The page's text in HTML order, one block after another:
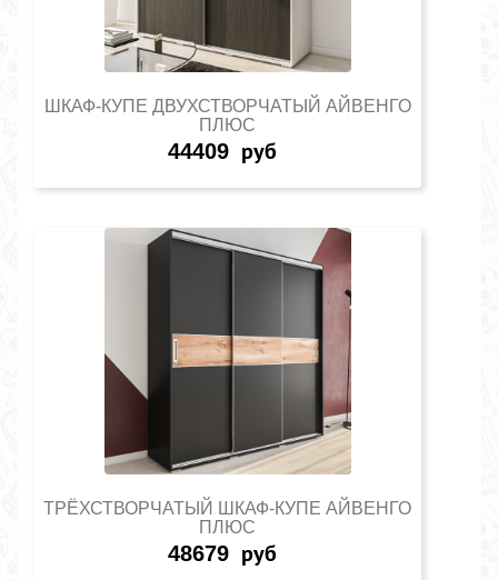
ШКАФ-КУПЕ ДВУХСТВОРЧАТЫЙ АЙВЕНГО
ПЛЮС
44409 руб
ТРЁХСТВОРЧАТЫЙ ШКАФ-КУПЕ АЙВЕНГО
ПЛЮС
48679 руб